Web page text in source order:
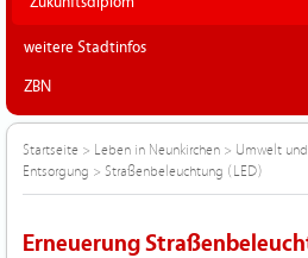
weitere Stadtinfos
ZBN
Startseite > Leben in Neunkirchen > Umwelt und
Entsorgung > Straßenbeleuchtung (LED)
Erneuerung